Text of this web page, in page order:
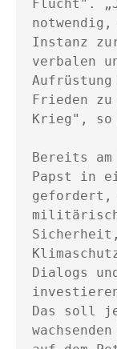
Flucht".
Instanz
verbalen
Frieden zu
Krieg", so
Bereits
Papst in
Dialogs
Das soll